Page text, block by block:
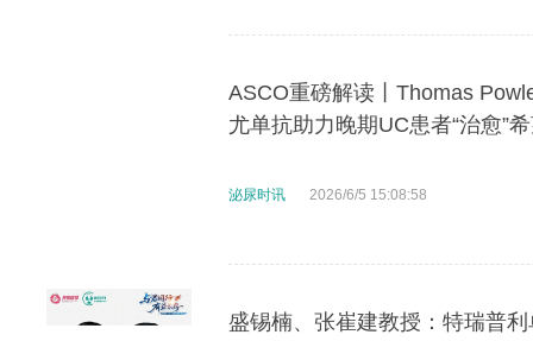
ASCO重磅解读丨Thomas
尤单抗助力晚期UC患者“治愈”
泌尿时讯 2026/6/5 15:08:58
盛锡楠、张崔建教授：特瑞普